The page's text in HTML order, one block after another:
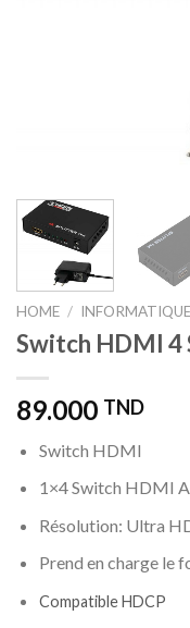
HOME / INFORMATIQUE
Switch HDMI 4
89.000 TND
Switch HDMI
1×4 Switch HDMI
Résolution: Ultra
Prend en charge le
CompatibleHDCP